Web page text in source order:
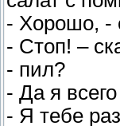
- Хорошо, -
- Стоп! –
- пил?
- Да я
- Я тебе